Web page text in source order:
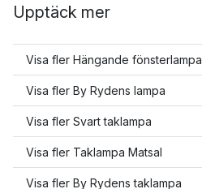
Upptäck mer
Visa fler Hängande fönsterlampa
Visa fler By Rydens lampa
Visa fler Svart taklampa
Visa fler Taklampa Matsal
Visa fler By Rydens taklampa